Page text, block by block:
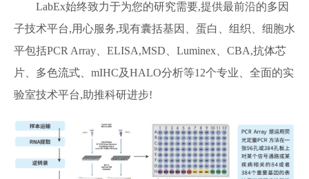
LabEx始终致力于为您的研究需要,提供最前沿的多因
子技术平台,用心服务,现有囊括基因、蛋白、组织、细胞水
平包括PCR Array、ELISA,MSD、Luminex、CBA,抗体芯
片、多色流式、mIHC及HALO分析等12个专业、全面的实
验室技术平台,助推科研进步!